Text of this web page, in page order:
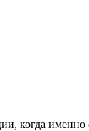
когда